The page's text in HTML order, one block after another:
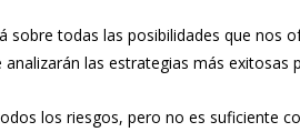
sobre todas las posibilidades que nos
las estrategias más exitosas
los riesgos, pero no es suficiente